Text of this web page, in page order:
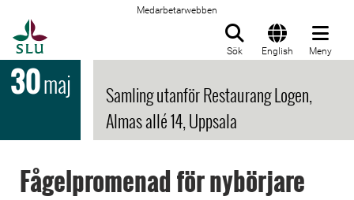
Medarbetarwebben
Sök English Meny
30maj
Samling utanför Restaurang Logen,
Almas allé 14, Uppsala
Fågelpromenad för nybörjare